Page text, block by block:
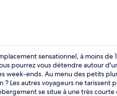
sensationnel, à moins de
pourrez vous détendre autour
ends. Au menu des petits
Les autres voyageurs ne tarissent
se situe à une très courte